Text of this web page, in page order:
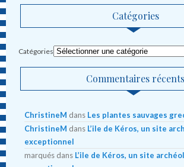
Catégories
Catégories
Commentaires récents
ChristineM dans Les plantes sauvages
ChristineM dans L’ile de Kéros, un site
exceptionnel
marqués dans L’ile de Kéros, un site